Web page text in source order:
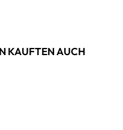
KAUFTEN AUCH